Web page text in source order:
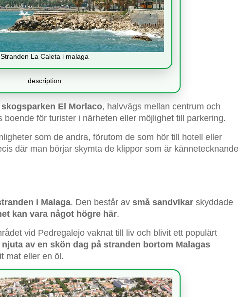
Stranden La Caleta i malaga
description
skogsparken El Morlaco, halvvägs mellan centrum och
för turister i närheten eller möjlighet till parkering.
som de andra, förutom de som hör till hotell eller
där man börjar skymta de klippor som är kännetecknande
i Malaga. Den består av små sandvikar skyddade
kan vara något högre här.
vid Pedregalejo vaknat till liv och blivit ett populärt
njuta av en skön dag på stranden bortom Malagas
mat eller en öl.